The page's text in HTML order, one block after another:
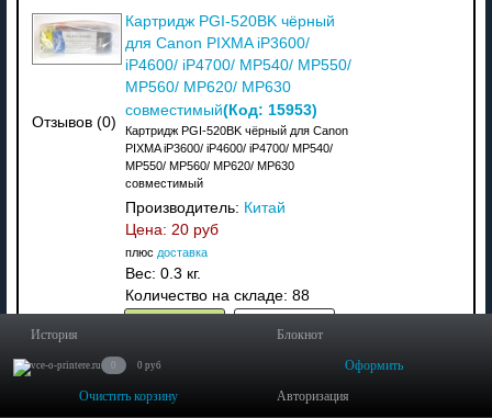
Отзывов (0)
Картридж PGI-520BK чёрный
для Canon PIXMA iP3600/
iP4600/ iP4700/ MP540/ MP550/
MP560/ MP620/ MP630
совместимый(Код: 15953)
Картридж PGI-520BK чёрный для Canon
PIXMA iP3600/ iP4600/ iP4700/ MP540/
MP550/ MP560/ MP620/ MP630
совместимый
Производитель: Китай
Цена: 20 руб
плюс доставка
Вес: 0.3 кг.
Количество на складе: 88
История Блокнот
0 0 руб
Оформить
Очистить корзину
Авторизация